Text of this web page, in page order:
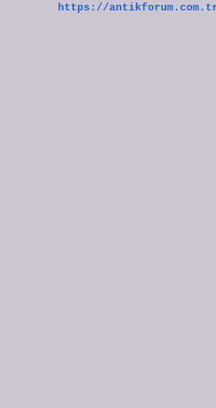
https://